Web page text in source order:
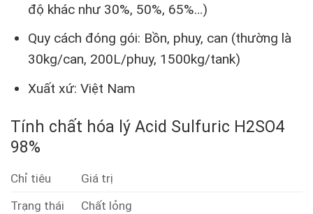
độ khác như 30%, 50%, 65%…)
Quy cách đóng gói: Bồn, phuy, can (thường là
30kg/can, 200L/phuy, 1500kg/tank)
Xuất xứ: Việt Nam
Tính chất hóa lý Acid Sulfuric H2SO4
98%
Chỉ tiêu
Giá trị
Trạng thái
Chất lỏng